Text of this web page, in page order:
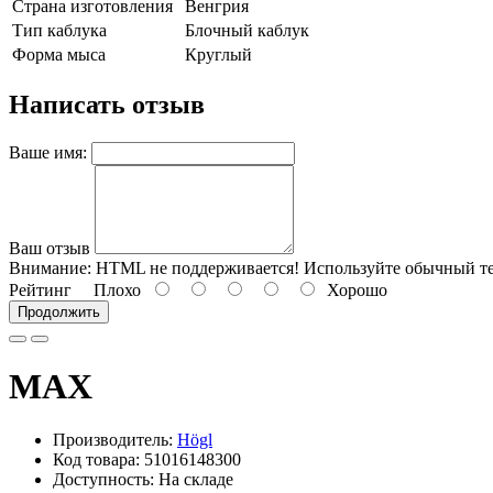
Страна изготовления
Венгрия
Тип каблука
Блочный каблук
Форма мыса
Круглый
Написать отзыв
Ваше имя:
Ваш отзыв
Внимание: HTML не поддерживается! Используйте обычный
Рейтинг Плохо Хорошо
Продолжить
MAX
Производитель: Högl
Код товара: 51016148300
Доступность: На складе